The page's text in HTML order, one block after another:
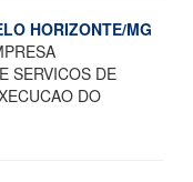
HORIZONTE/MG
SERVICOS DE
DO